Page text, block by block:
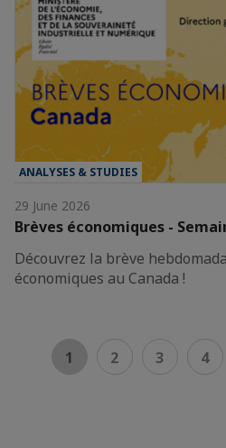
ANALYSES & STUDIES
29 June 2026
Brèves économiques -
Découvrez la brève
économiques au Canada !
1 2 3 4